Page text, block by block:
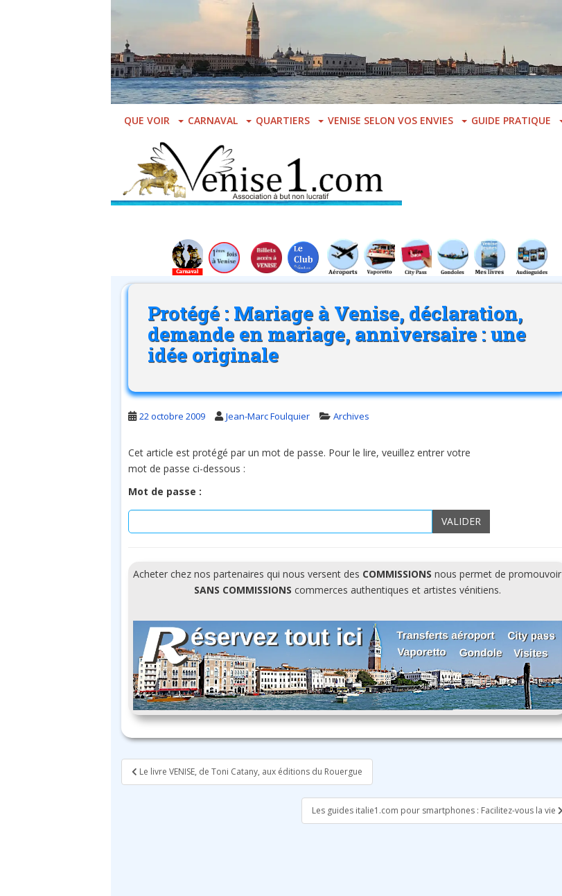
main
content
QUE VOIR CARNAVAL QUARTIERS VENISE SELON VOS ENVIES GUIDE PRATIQUE
Protégé : Mariage à Venise, déclaration,
demande en mariage, anniversaire : une
idée originale
22 octobre 2009 Jean-Marc Foulquier Archives
Cet article est protégé par un mot de passe. Pour le lire, veuillez entrer votre
mot de passe ci-dessous :
Mot de passe :
VALIDER
Acheter chez nos partenaires qui nous versent des COMMISSIONS nous permet de promouvoir
SANS COMMISSIONS commerces authentiques et artistes vénitiens.
Navigation
de
Le livre VENISE, de Toni Catany, aux éditions du Rouergue
Les guides italie1.com pour smartphones : Facilitez-vous la vie